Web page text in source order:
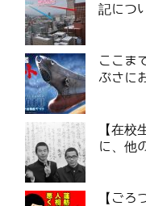
記につ
ここま
ぶさに
【在校
に、他
【ごろ